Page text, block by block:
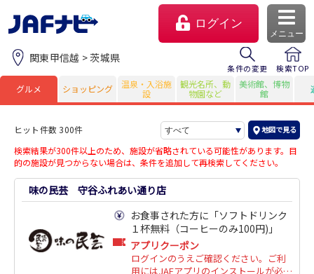
ログイン
メニュー
マイページ
関東甲信越 > 茨城県
条件の変更 検索TOP
グルメ ショッピング
温泉・入浴施
設
観光名所、動
物園など
美術館、博物
館
ヒット件数 300件 地図で見る
検索結果が300件以上のため、施設が省略されている可能性があります。 目
的の施設が見つからない場合は、条件を追加して再検索してください。
味の民芸 守谷ふれあい通り店
お食事された方に「ソフトドリンク
１杯無料（コーヒーのみ100円)」
アプリクーポン
ログインのうえご確認ください。ご利
用にはJAFアプリのインストールが必要